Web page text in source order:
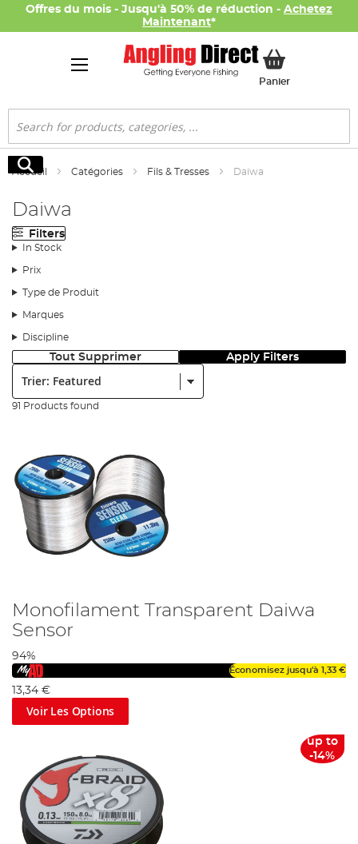
Offres du mois - Jusqu'à 50% de réduction - Achetez
Maintenant*
PanierMon panier
Rechercher
Rechercher
Accueil Catégories Fils & Tresses Daiwa
Daiwa
Filters
In Stock
Prix
Type de Produit
Marques
Discipline
Tout Supprimer Apply Filters
91 Products found
Monofilament Transparent Daiwa
Sensor
94%
Économisez jusqu'à 1,33 €
13,34 €
Voir Les Options
up to
-14%